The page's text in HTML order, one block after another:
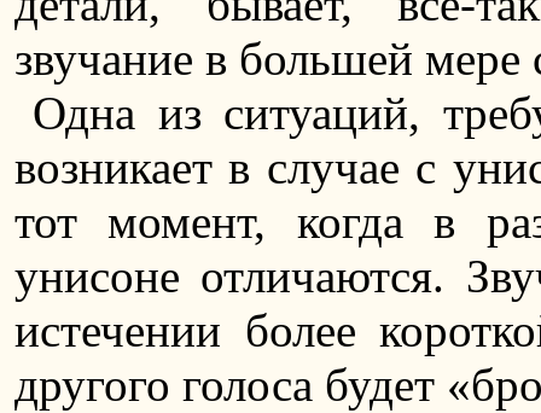
звучание в большей мере
Одна из ситуаций,
возникает в случае с
тот момент, когда в
унисоне отличаются.
истечении более
другого голоса будет